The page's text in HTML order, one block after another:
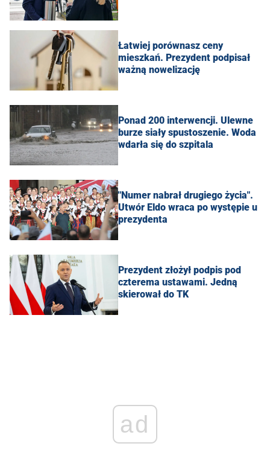
Łatwiej porównasz ceny
mieszkań. Prezydent podpisał
ważną nowelizację
Ponad 200 interwencji. Ulewne
burze siały spustoszenie. Woda
wdarła się do szpitala
"Numer nabrał drugiego życia".
Utwór Eldo wraca po występie u
prezydenta
Prezydent złożył podpis pod
czterema ustawami. Jedną
skierował do TK
ad